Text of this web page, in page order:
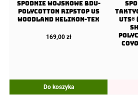
Spodnie wojskowe BDU-
PolyCotton Ripstop US
Woodland Helikon-Tex
169,00 zł
Do koszyka